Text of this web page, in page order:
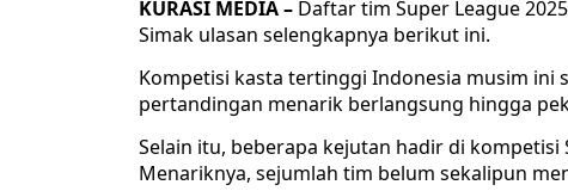
KURASI MEDIA – Daftar tim Super League
Simak ulasan selengkapnya berikut ini.
Kompetisi kasta tertinggi Indonesia musim ini
pertandingan menarik berlangsung hingga
Selain itu, beberapa kejutan hadir di
Menariknya, sejumlah tim belum sekalipun